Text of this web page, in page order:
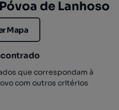
de Lanhoso
Mapa
que correspondam à
com outros critérios